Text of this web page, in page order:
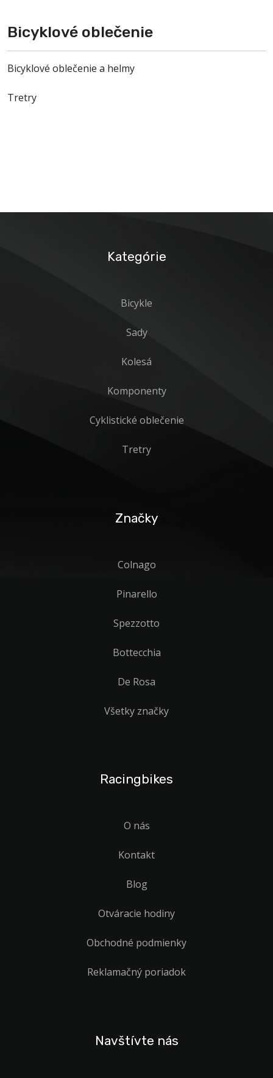
Bicyklové oblečenie
Bicyklové oblečenie a helmy
Tretry
Kategórie
Bicykle
Sady
Kolesá
Komponenty
Cyklistické oblečenie
Tretry
Značky
Colnago
Pinarello
Spezzotto
Bottecchia
De Rosa
Všetky značky
Racingbikes
O nás
Kontakt
Blog
Otváracie hodiny
Obchodné podmienky
Reklamačný poriadok
Navštívte nás